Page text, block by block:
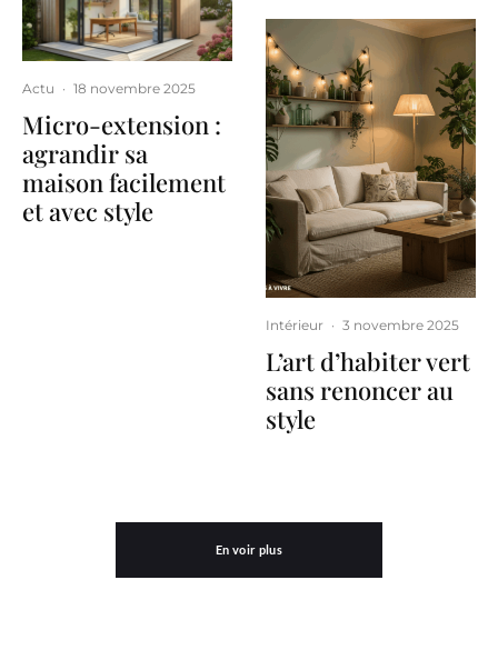
Actu · 18 novembre 2025
Micro-extension :
agrandir sa
maison facilement
et avec style
Intérieur · 3 novembre 2025
L’art d’habiter vert
sans renoncer au
style
En voir plus